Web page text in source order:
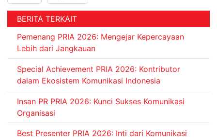
BERITA TERKAIT
Pemenang PRIA 2026: Mengejar Kepercayaan
Lebih dari Jangkauan
Special Achievement PRIA 2026: Kontributor
dalam Ekosistem Komunikasi Indonesia
Insan PR PRIA 2026: Kunci Sukses Komunikasi
Organisasi
Best Presenter PRIA 2026: Inti dari Komunikasi